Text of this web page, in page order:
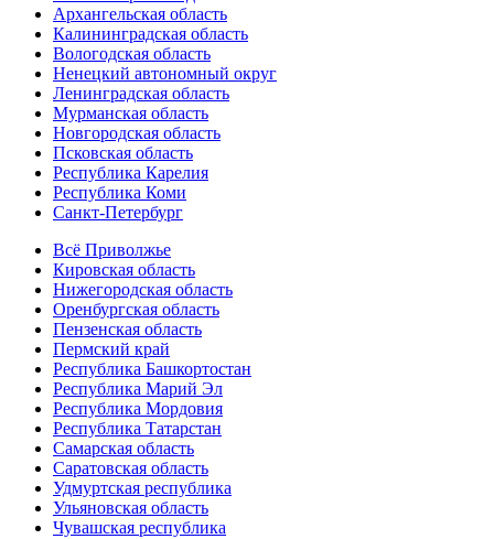
Архангельская область
Калининградская область
Вологодская область
Ненецкий автономный округ
Ленинградская область
Мурманская область
Новгородская область
Псковская область
Республика Карелия
Республика Коми
Санкт-Петербург
Всё Приволжье
Кировская область
Нижегородская область
Оренбургская область
Пензенская область
Пермский край
Республика Башкортостан
Республика Марий Эл
Республика Мордовия
Республика Татарстан
Самарская область
Саратовская область
Удмуртская республика
Ульяновская область
Чувашская республика